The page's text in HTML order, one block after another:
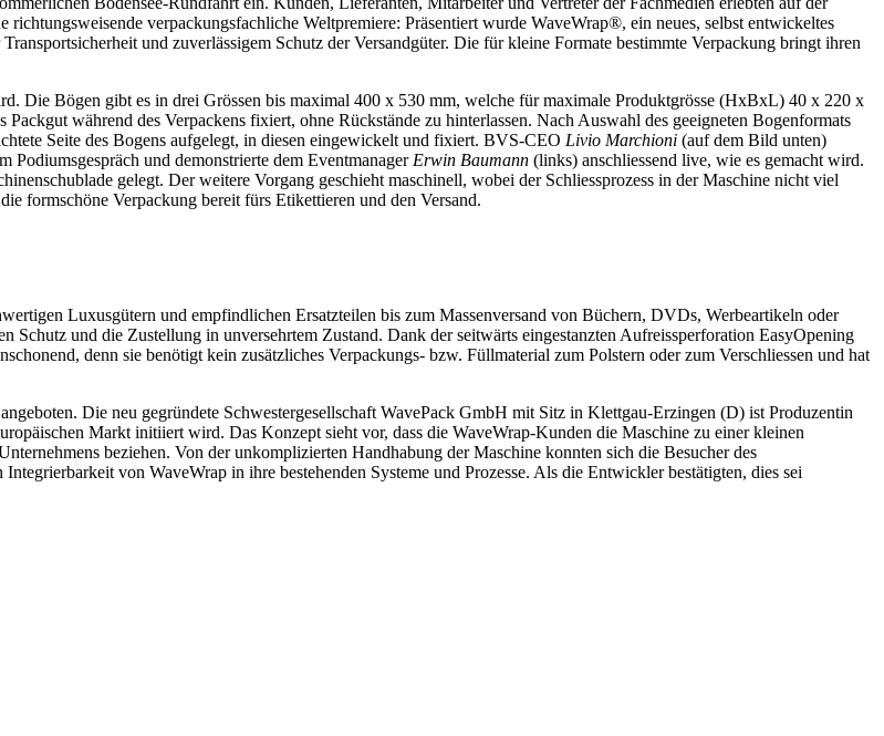
richtungsweisende verpackungsfachliche Weltpremiere: Präsentiert wurde WaveWrap®, ein neues, selbst entwickeltes
und zuverlässigem Schutz der Versandgüter. Die für kleine Formate bestimmte Verpackung bringt ihren
Die Bögen gibt es in drei Grössen bis maximal 400 x 530 mm, welche für maximale Produktgrösse (HxBxL) 40 x 220 x
während des Verpackens fixiert, ohne Rückstände zu hinterlassen. Nach Auswahl des geeigneten Bogenformats
Seite des Bogens aufgelegt, in diesen eingewickelt und fixiert. BVS-CEO Livio Marchioni (auf dem Bild unten)
Podiumsgespräch und demonstrierte dem Eventmanager Erwin Baumann (links) anschliessend live, wie es gemacht wird.
gelegt. Der weitere Vorgang geschieht maschinell, wobei der Schliessprozess in der Maschine nicht viel
formschöne Verpackung bereit fürs Etikettieren und den Versand.
Luxusgütern und empfindlichen Ersatzteilen bis zum Massenversand von Büchern, DVDs, Werbeartikeln oder
und die Zustellung in unversehrtem Zustand. Dank der seitwärts eingestanzten Aufreissperforation EasyOpening
denn sie benötigt kein zusätzliches Verpackungs- bzw. Füllmaterial zum Polstern oder zum Verschliessen und hat
Die neu gegründete Schwestergesellschaft WavePack GmbH mit Sitz in Klettgau-Erzingen (D) ist Produzentin
Markt initiiert wird. Das Konzept sieht vor, dass die WaveWrap-Kunden die Maschine zu einer kleinen
beziehen. Von der unkomplizierten Handhabung der Maschine konnten sich die Besucher des
von WaveWrap in ihre bestehenden Systeme und Prozesse. Als die Entwickler bestätigten, dies sei